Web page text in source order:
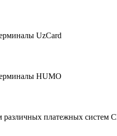
UzCard
HUMO
платежных систем